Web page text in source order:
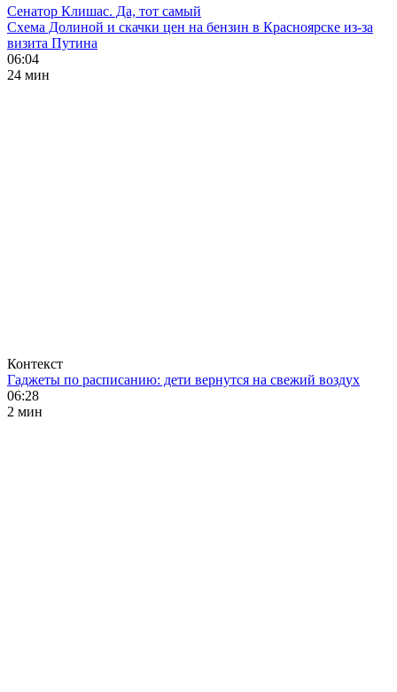
Сенатор Клишас. Да, тот самый
Схема Долиной и скачки цен на бензин в Красноярске из-за
визита Путина
06:04
24 мин
Контекст
Гаджеты по расписанию: дети вернутся на свежий воздух
06:28
2 мин